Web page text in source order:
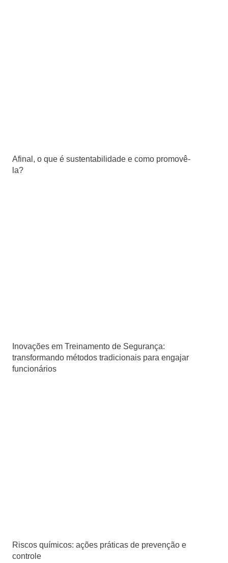
Afinal, o que é sustentabilidade e como promovê-
la?
Inovações em Treinamento de Segurança:
transformando métodos tradicionais para engajar
funcionários
Riscos químicos: ações práticas de prevenção e
controle